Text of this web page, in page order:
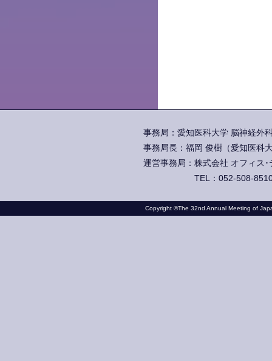
事務局：愛知医科大学 脳神経
事務局長：福岡 俊樹（愛知医科
運営事務局：株式会社 オフィス
TEL：052-508-
Copyright ©The 32nd Annual Meeting of